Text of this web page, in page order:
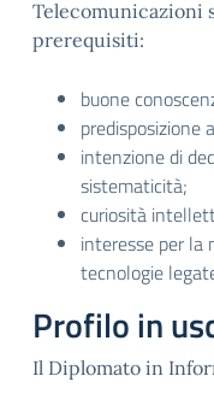
Telecomunicazioni
prerequisiti:
buone
predisposizione
intenzione di
sistematicità;
curiosità
interesse per la
tecnologie
Profilo in
Il Diplomato in